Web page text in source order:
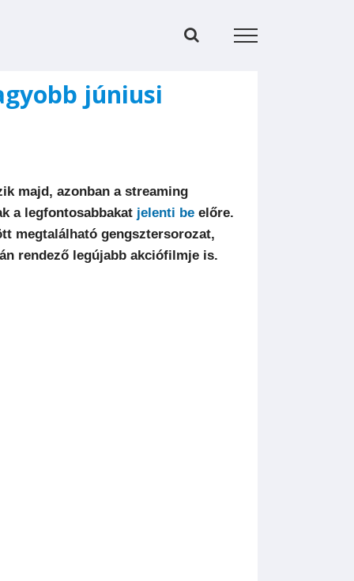
júniusi
majd, azonban a streaming
a legfontosabbakat jelenti be előre.
megtalálható gengsztersorozat,
rendező legújabb akciófilmje is.